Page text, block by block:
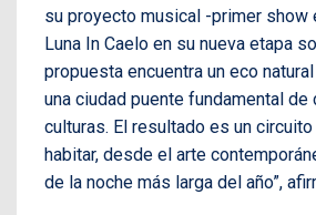
su proyecto musical -primer show
Luna In Caelo en su nueva etapa
propuesta encuentra un eco
una ciudad puente fundamental de
culturas. El resultado es un
habitar, desde el arte
de la noche más larga del año”,